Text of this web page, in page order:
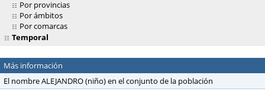
Por provincias
Por ámbitos
Por comarcas
Temporal
Más información
El nombre ALEJANDRO (niño) en el conjunto de la población